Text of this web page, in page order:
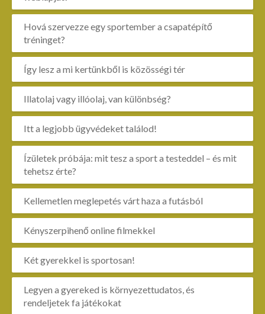
Hová szervezze egy sportember a csapatépítő
tréninget?
Így lesz a mi kertünkből is közösségi tér
Illatolaj vagy illóolaj, van különbség?
Itt a legjobb ügyvédeket találod!
Ízületek próbája: mit tesz a sport a testeddel – és mit
tehetsz érte?
Kellemetlen meglepetés várt haza a futásból
Kényszerpihenő online filmekkel
Két gyerekkel is sportosan!
Legyen a gyereked is környezettudatos, és
rendeljetek fa játékokat